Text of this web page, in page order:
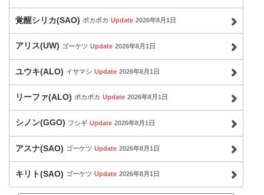
覚醒シリカ(SAO) ポカポカ Update 2026年8月1日
アリス(UW) ゴーケツ Update 2026年8月1日
ユウキ(ALO) イサマシ Update 2026年8月1日
リーファ(ALO) ポカポカ Update 2026年8月1日
シノン(GGO) フシギ Update 2026年8月1日
アスナ(SAO) ゴーケツ Update 2026年8月1日
キリト(SAO) ゴーケツ Update 2026年8月1日